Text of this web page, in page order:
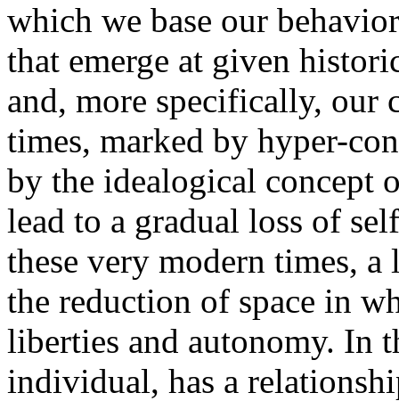
which we base our
that emerge at given
and, more specifically, our
times, marked by hyper-
by the idealogical concept
lead to a gradual loss of
these very modern times, a
the reduction of space in
liberties and autonomy. In
individual, has a